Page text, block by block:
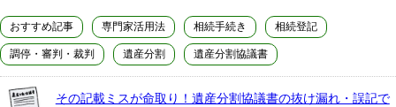
おすすめ記事 専門家活用法 相続手続き 相続登記
調停・審判・裁判 遺産分割 遺産分割協議書
その記載ミスが命取り！遺産分割協議書の抜け漏れ・誤記で